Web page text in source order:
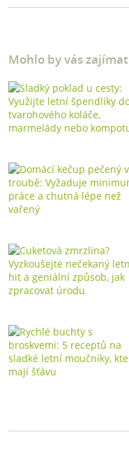
Mohlo by vás zajímat